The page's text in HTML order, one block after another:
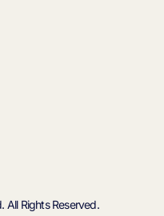
Rights Reserved.